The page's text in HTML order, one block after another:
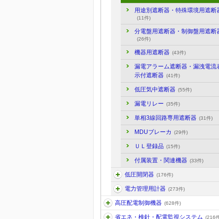
用途別遮断器・特殊環境用遮断
(11件)
分電盤用遮断器・制御盤用遮断
(26件)
機器用遮断器 (43件)
漏電アラーム遮断器・漏洩電流
示付遮断器 (41件)
低圧気中遮断器 (55件)
漏電リレー (35件)
単相3線回路専用遮断器 (31件)
MDUブレーカ (29件)
ＵＬ登録品 (15件)
付属装置・関連機器 (33件)
低圧開閉器 (176件)
電力管理用計器 (273件)
高圧配電制御機器 (628件)
省エネ・検針・配電監視システム (216